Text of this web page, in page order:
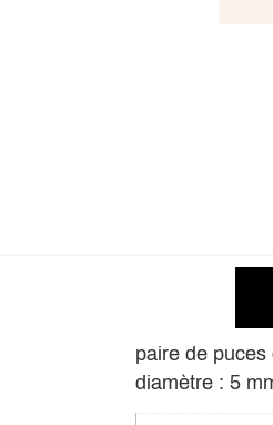
paire de puces
diamètre : 5